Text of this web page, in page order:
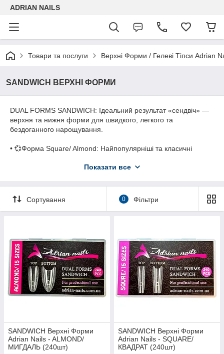
ADRIAN NAILS
Товари та послуги Верхні Форми / Гелеві Тіпси Adrian
SANDWICH ВЕРХНІ ФОРМИ
DUAL FORMS SANDWICH: Ідеальний результат «сендвіч» —
верхня та нижня форми для швидкого, легкого та
бездоганного нарощування.
• 💞Форма Square/ Almond: Найпопулярніші та класичні
• 💞15 розмірів: Максимальна відповідність для кожного нігтя!
Показати все
Сортування 0 Фільтри
SANDWICH Верхні Форми
Adrian Nails - ALMOND/
МИГДАЛЬ (240шт)
SANDWICH Верхні Форми
Adrian Nails - SQUARE/
КВАДРАТ (240шт)